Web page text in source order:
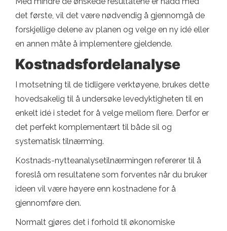
det første, vil det være nødvendig å gjennomgå de
forskjellige delene av planen og velge en ny idé eller
en annen måte å implementere gjeldende.
Kostnadsfordelanalyse
I motsetning til de tidligere verktøyene, brukes dette
hovedsakelig til å undersøke levedyktigheten til en
enkelt idé i stedet for å velge mellom flere. Derfor er
det perfekt komplementært til både sil og
systematisk tilnærming.
Kostnads-nytteanalysetilnærmingen refererer til å
foreslå om resultatene som forventes når du bruker
ideen vil være høyere enn kostnadene for å
gjennomføre den.
Normalt gjøres det i forhold til økonomiske